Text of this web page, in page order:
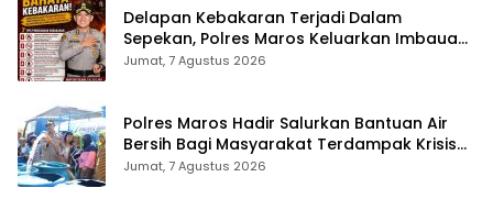
Delapan Kebakaran Terjadi Dalam
Sepekan, Polres Maros Keluarkan Imbauan
kepada Masyarakat
Jumat, 7 Agustus 2026
Polres Maros Hadir Salurkan Bantuan Air
Bersih Bagi Masyarakat Terdampak Krisis
Air Bersih Di Maros
Jumat, 7 Agustus 2026